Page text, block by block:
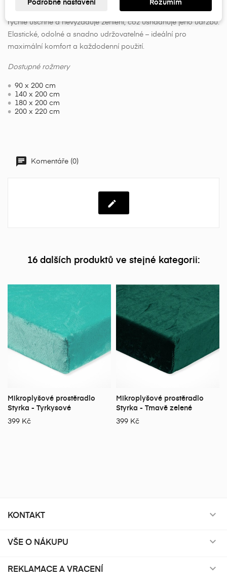
zachovává si svůj tvar i po opakovaném praní. Prostěradlo
rychle uschne a nevyžaduje žehlení, což usnadňuje jeho údržbu.
Elastické, odolné a snadno udržovatelné – ideální pro
maximální komfort a každodenní použití.
Dostupné rožmery
90 x 200 cm
140 x 200 cm
180 x 200 cm
200 x 220 cm
Komentáře (0)
16 dalších produktů ve stejné kategorii:
Mikroplyšové prostěradlo
Styrka - Tyrkysové
399 Kč
Mikroplyšové prostěradlo
Styrka - Tmavě zelené
399 Kč
KONTAKT 
VŠE O NÁKUPU 
REKLAMACE A VRACENÍ 
Zrušit Vytvořit seznam přání